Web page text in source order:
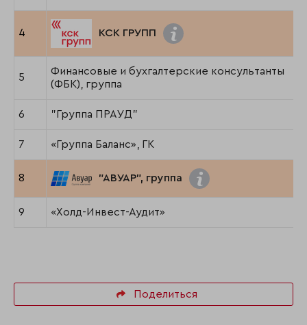
4 КСК ГРУПП
5
Финансовые и бухгалтерские консультанты
(ФБК), группа
6 "Группа ПРАУД"
7 «Группа Баланс», ГК
8 "АВУАР", группа
9 «Холд-Инвест-Аудит»
Поделиться